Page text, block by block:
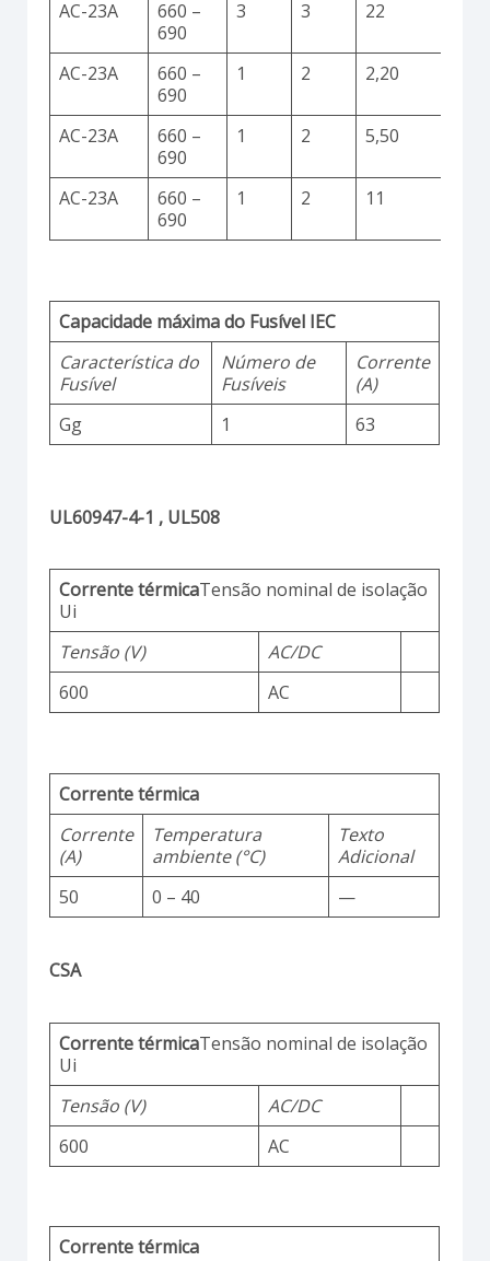
AC-23A
660 –
690
3 3 22
AC-23A
660 –
690
1 2 2,20
AC-23A
660 –
690
1 2 5,50
AC-23A
660 –
690
1 2 11
Capacidade máxima do Fusível IEC
Característica do
Fusível
Número de
Fusíveis
Corrente
(A)
Gg
1 63
UL60947-4-1 , UL508
Corrente térmicaTensão nominal de isolação
Ui
Tensão (V)
AC/DC
600
AC
Corrente térmica
Corrente
(A)
Temperatura
ambiente (°C)
Texto
Adicional
50
0 – 40 —
CSA
Corrente térmicaTensão nominal de isolação
Ui
Tensão (V)
AC/DC
600
AC
Corrente térmica